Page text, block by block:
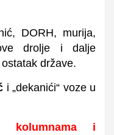
DORH, murija,
drolje i dalje
države.
i „dekanići“ voze u
i